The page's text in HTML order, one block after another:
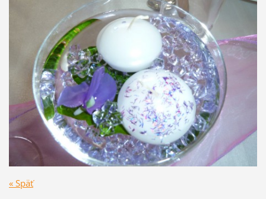
« Späť